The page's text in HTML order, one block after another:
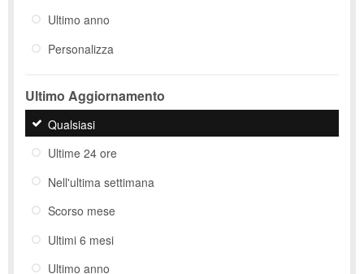
Ultimo anno
Personalizza
Ultimo Aggiornamento
Qualsiasi
Ultime 24 ore
Nell'ultima settimana
Scorso mese
Ultimi 6 mesi
Ultimo anno